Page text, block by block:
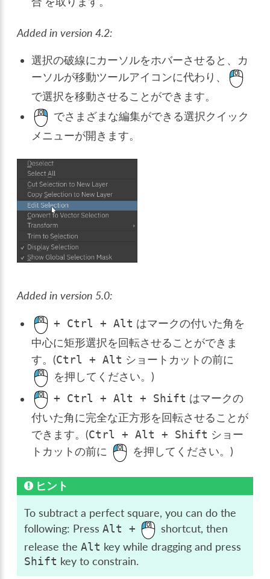
Added in version 4.2:
選択の破線にカーソルをホバーさせると、カ
ーソルが移動ツールアイコンに代わり、
で選択を移動させることができます。
でさまざまな編集ができる選択クイック
メニューが開きます。
Added in version 5.0:
+ Ctrl + Alt はマークの付いた角を
中心に矩形選択を回転させることができま
す。(Ctrl + Alt ショートカットの前に
を押してください。)
+ Ctrl + Alt + Shift はマークの
付いた角に完全な正方形を回転させることが
できます。(Ctrl + Alt + Shift ショー
トカットの前に
を押してください。)
ヒント
To subtract a perfect square, you can do the
following: PressAlt +
shortcut, then
release theAlt key while dragging and press
Shift key to constrain.